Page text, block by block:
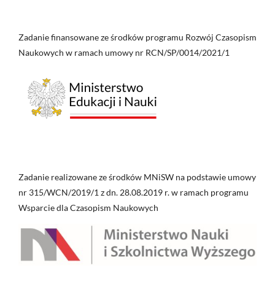
Zadanie finansowane ze środków programu Rozwój Czasopism
Naukowych w ramach umowy nr RCN/SP/0014/2021/1
Zadanie realizowane ze środków MNiSW na podstawie umowy
nr 315/WCN/2019/1 z dn. 28.08.2019 r. w ramach programu
Wsparcie dla Czasopism Naukowych